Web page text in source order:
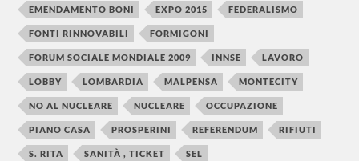
EMENDAMENTO BONI EXPO 2015 FEDERALISMO
FONTI RINNOVABILI FORMIGONI
FORUM SOCIALE MONDIALE 2009 INNSE LAVORO
LOBBY LOMBARDIA MALPENSA MONTECITY
NO AL NUCLEARE NUCLEARE OCCUPAZIONE
PIANO CASA PROSPERINI REFERENDUM RIFIUTI
S. RITA SANITÀ , TICKET SEL